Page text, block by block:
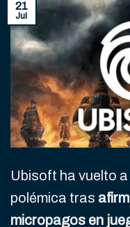
21
Jul
Ubisoft ha vuelto
polémica tras
micropagos en